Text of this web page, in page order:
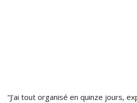
“J’ai tout organisé en quinze jours,